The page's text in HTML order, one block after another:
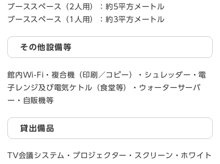
ブーススペース（2人用）：約5平方メートル
ブーススペース（1人用）：約3平方メートル
その他設備等
館内Wi-Fi・複合機（印刷／コピー）・シュレッダー・電
子レンジ及び電気ケトル（食堂等）・ウォーターサーバ
ー・自販機等
貸出備品
TV会議システム・プロジェクター・スクリーン・ホワイト